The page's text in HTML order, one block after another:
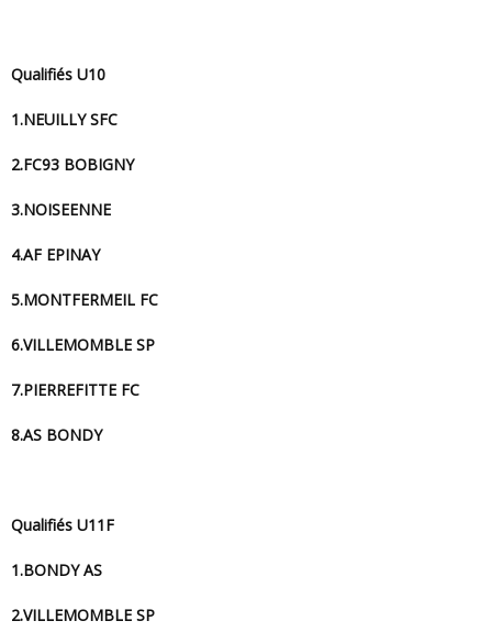
Qualifiés U10
1.NEUILLY SFC
2.FC93 BOBIGNY
3.NOISEENNE
4.AF EPINAY
5.MONTFERMEIL FC
6.VILLEMOMBLE SP
7.PIERREFITTE FC
8.AS BONDY
Qualifiés U11F
1.BONDY AS
2.VILLEMOMBLE SP